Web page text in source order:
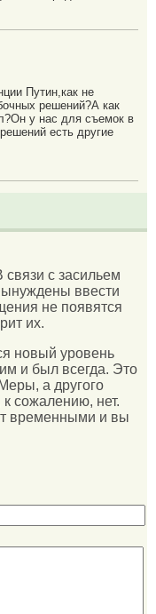
Путин,как не
решений?А как
у нас для съемок в
есть другие
связи с засильем
ввести
не появятся
их.
новый уровень
и был всегда. Это
а другого
сожалению, нет.
временными и вы